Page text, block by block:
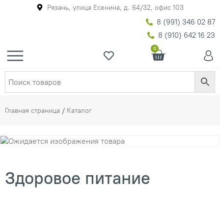
Рязань, улица Есенина, д. 64/32, офис 103
8 (991) 346 02 87
8 (910) 642 16 23
0
Главная страница / Каталог
Здоровое питание